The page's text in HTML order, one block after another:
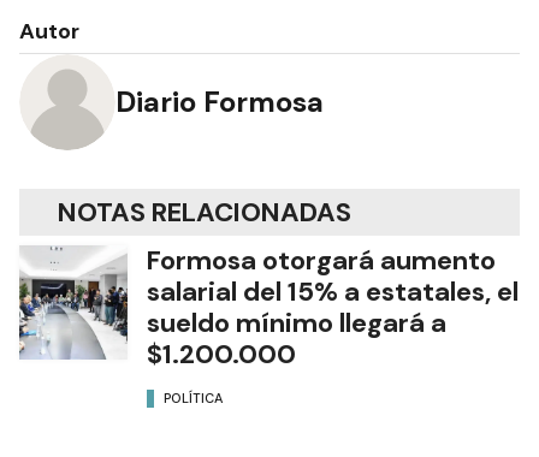
Autor
Diario Formosa
NOTAS RELACIONADAS
Formosa otorgará aumento
salarial del 15% a estatales, el
sueldo mínimo llegará a
$1.200.000
POLÍTICA